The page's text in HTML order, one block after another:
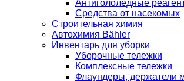
Антигололедные
Средства от насекомых
Строительная химия
Автохимия Bähler
Инвентарь для уборки
Уборочные тележки
Комплексные тележки
Флаундеры, держатели